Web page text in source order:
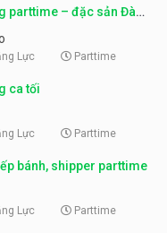
parttime – đặc sản Đà
Lực Parttime
ca tối
Lực Parttime
bánh, shipper parttime
Lực Parttime